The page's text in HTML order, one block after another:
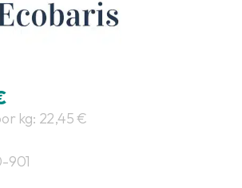
kg: 22,45 €
901